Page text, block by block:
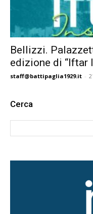
Bellizzi.
edizione di “Iftar
staff@battipaglia1929.it -
Cerca